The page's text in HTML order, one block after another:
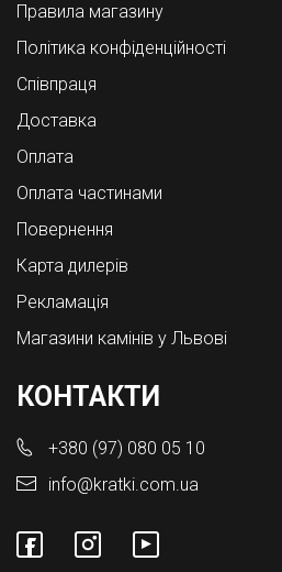
Правила магазину
Політика конфіденційності
Співпраця
Доставка
Оплата
Оплата частинами
Повернення
Карта дилерів
Рекламація
Магазини камінів у Львові
КОНТАКТИ
+380 (97) 080 05 10
info@kratki.com.ua